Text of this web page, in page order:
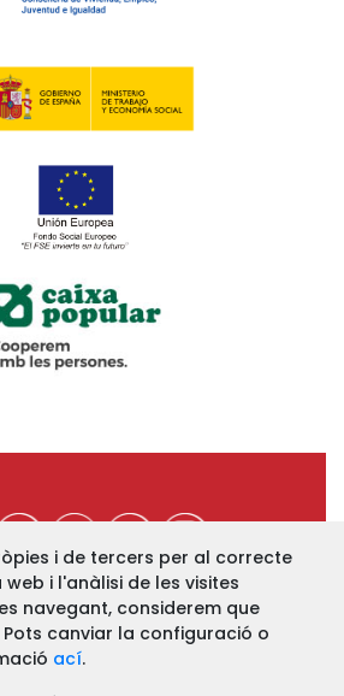
www.ucev.coop
Majoral, 11-B
46002 VALÈNCIA
i de tercers per al correcte
i l'anàlisi de les visites
navegant, considerem que
canviar la configuració o
ací.